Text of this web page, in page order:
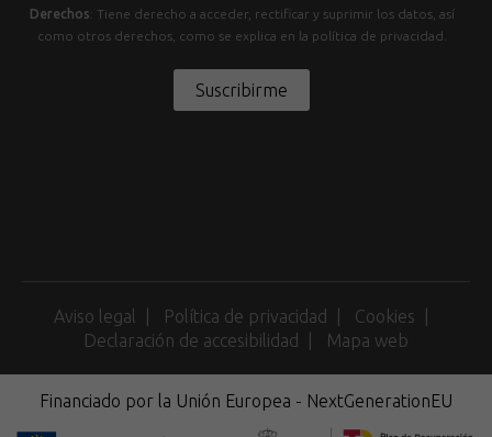
Derechos: Tiene derecho a acceder, rectificar y suprimir los datos, así
como otros derechos, como se explica en la política de privacidad.
Suscribirme
Aviso legal Política de privacidad
Cookies
Declaración de accesibilidad
Mapa web
Financiado por la Unión Europea - NextGenerationEU